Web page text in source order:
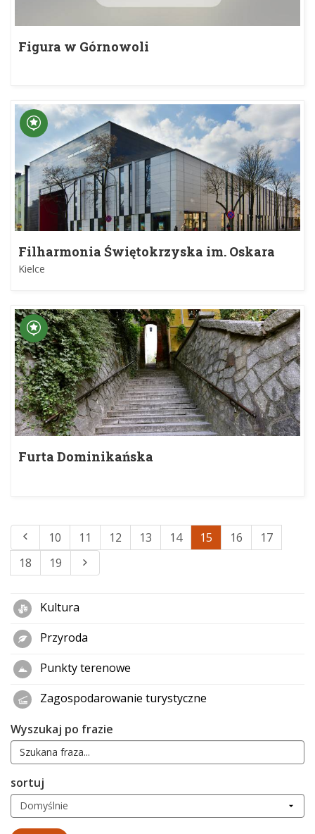
Figura w Górnowoli
Filharmonia Świętokrzyska im. Oskara
Kolberga Międzynarodowe Centrum
Kultur w Kielcach
Kielce
Furta Dominikańska
10 11 12 13 14 15 16
17
18
19
Kultura
Przyroda
Punkty terenowe
Zagospodarowanie turystyczne
Wyszukaj po frazie
sortuj